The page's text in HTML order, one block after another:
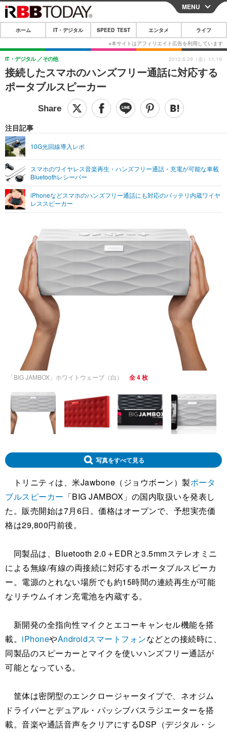
CLOSE
ホーム
IT・デジタル
IT・デジタルTOP スマートフォン
ショッピング その他
SPEED TEST
エンタメTOP 映画・ドラマ
グラビア
ショッピング その他
ライフTOP
その他
リリース一覧
プッシュ通知の停止方法
MENU
ホーム IT・デジタル SPEED TEST エンタメ ライフ
接続したスマホのハンズフリー通話に対応する
ポータブルスピーカー
IT・デジタル その他
注目記事
10G光回線導入レポ
スマホのワイヤレス音楽再生・ハンズフリー通話・充電が可能な車載
Bluetoothレシーバー
iPhoneなどスマホのハンズフリー通話にも対応のバッテリ内蔵ワイヤ
レススピーカー
2012.6.29（金）11:19
「BIG JAMBOX」ホワイトウェーブ（白） 全 4 枚
写真をすべて見る
トリニティは、米Jawbone（ジョウボーン）製ポータ
ブルスピーカー 「BIG JAMBOX」の国内取扱いを発表し
た。販売開始は7月6日。価格はオープンで、予想実売価
格は29,800円前後。
同製品は、Bluetooth 2.0＋EDRと3.5mmステレオミニ
による無線/有線の両接続に対応するポータブルスピーカ
ー。電源のとれない場所でも約15時間の連続再生が可能
なリチウムイオン充電池を内蔵する。
新開発の全指向性マイクとエコーキャンセル機能を搭
載。 iPhoneやAndroidスマートフォンなどとの接続時に、
同製品のスピーカーとマイクを使いハンズフリー通話が
可能となっている。
筐体は密閉型のエンクロージャータイプで、ネオジム
ドライバーとデュアル・パッシブバスラジエーターを搭
載。音楽や通話音声をクリアにするDSP（デジタル・シ